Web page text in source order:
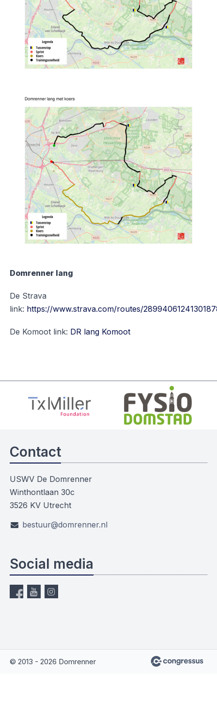
Domrenner lang
De Strava
link: https://www.strava.com/routes/
De Komoot link: DR lang Komoot
Contact
USWV De Domrenner
Winthontlaan 30c
3526 KV Utrecht
bestuur@domrenner.nl
Social media
© 2013 - 2026 Domrenner